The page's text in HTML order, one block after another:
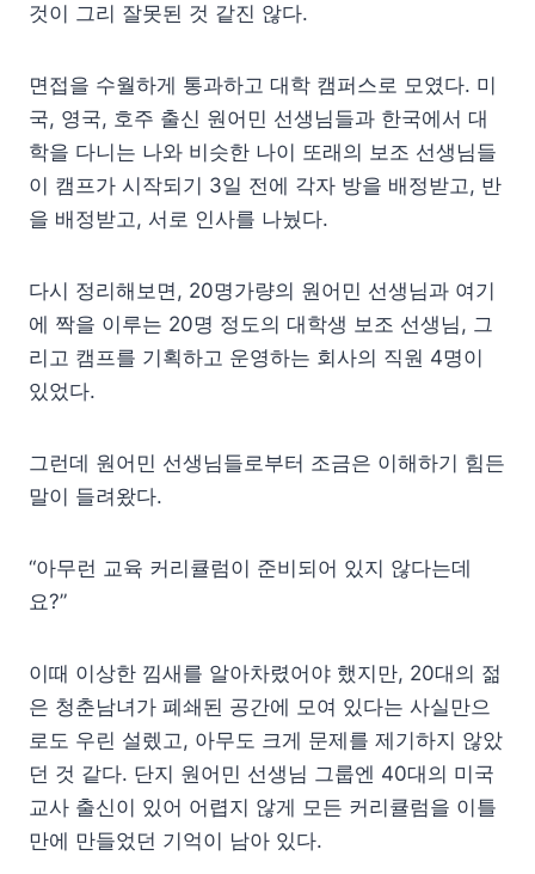
것이 그리 잘못된 것 같진 않다.
면접을 수월하게 통과하고 대학 캠퍼스로 모였다. 미
국, 영국, 호주 출신 원어민 선생님들과 한국에서 대
학을 다니는 나와 비슷한 나이 또래의 보조 선생님들
이 캠프가 시작되기 3일 전에 각자 방을 배정받고, 반
을 배정받고, 서로 인사를 나눴다.
다시 정리해보면, 20명가량의 원어민 선생님과 여기
에 짝을 이루는 20명 정도의 대학생 보조 선생님, 그
리고 캠프를 기획하고 운영하는 회사의 직원 4명이
있었다.
그런데 원어민 선생님들로부터 조금은 이해하기 힘든
말이 들려왔다.
“아무런 교육 커리큘럼이 준비되어 있지 않다는데
요?”
이때 이상한 낌새를 알아차렸어야 했지만, 20대의 젊
은 청춘남녀가 폐쇄된 공간에 모여 있다는 사실만으
로도 우린 설렜고, 아무도 크게 문제를 제기하지 않았
던 것 같다. 단지 원어민 선생님 그룹엔 40대의 미국
교사 출신이 있어 어렵지 않게 모든 커리큘럼을 이틀
만에 만들었던 기억이 남아 있다.